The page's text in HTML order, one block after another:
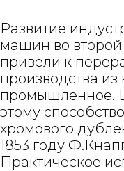
Развитие
машин во второй
привели к
производства из
промышленное.
этому
хромового
1853 году
Практическое